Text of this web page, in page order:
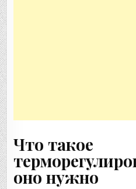
Что такое
оно нужно